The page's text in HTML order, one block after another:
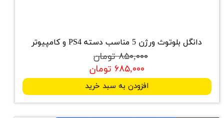
دانگل بلوتوث ورژن 5 مناسب دسته PS4 و کامپیوتر
۸۵۰,۰۰۰ تومان
۶۸۵,۰۰۰ تومان
افزودن به سبد خرید